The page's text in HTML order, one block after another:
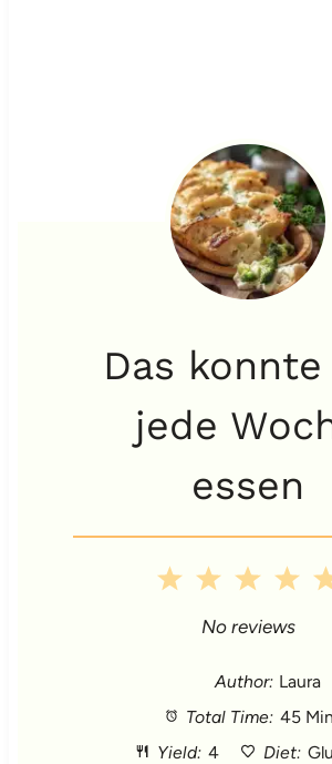
Das
jede
essen
4
t
a
3
S
t
a
2
S
t
a
1
a
No reviews
Author: Laura
Total Time: 45
Yield: 4 Diet: